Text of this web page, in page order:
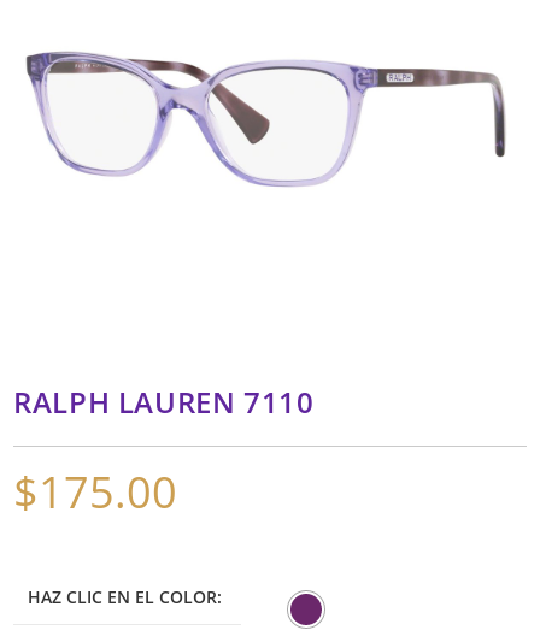
RALPH LAUREN 7110
$175.00
HAZ CLIC EN EL COLOR: